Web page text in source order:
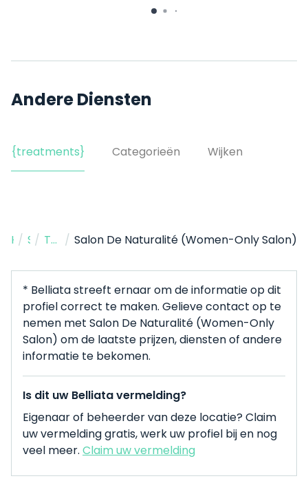
Andere Diensten
{treatments} Categorieën Wijken
Home
/ Schoonheidssalon
/ The Hague / Salon De Naturalité (Women-Only Salon)
* Belliata streeft ernaar om de informatie op dit
profiel correct te maken. Gelieve contact op te
nemen met Salon De Naturalité (Women-Only
Salon) om de laatste prijzen, diensten of andere
informatie te bekomen.
Is dit uw Belliata vermelding?
Eigenaar of beheerder van deze locatie? Claim
uw vermelding gratis, werk uw profiel bij en nog
veel meer. Claim uw vermelding